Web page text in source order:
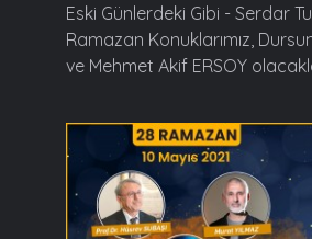
Eski Günlerdeki Gibi - Serdar
Ramazan Konuklarımız,
ve Mehmet Akif ERSOY